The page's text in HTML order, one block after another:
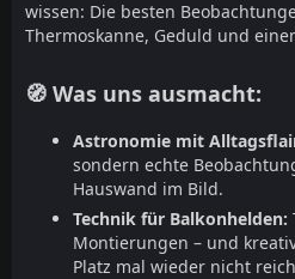
wissen: Die besten
Thermoskanne, Geduld und
🧭 Was uns ausmacht:
Astronomie mit
sondern echte
Hauswand im Bild.
Technik für Balkonhelden:
Montierungen – und
Platz mal wieder nicht